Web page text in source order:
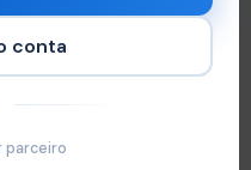
conta
parceiro